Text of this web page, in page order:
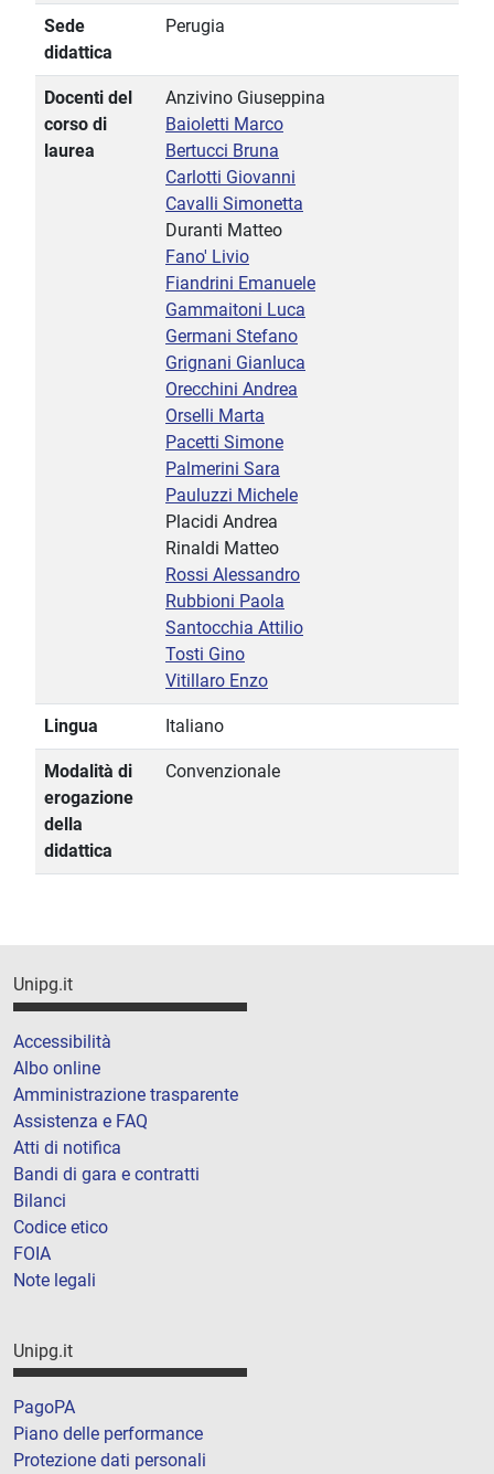
Sede
didattica
Perugia
Docenti del
corso di
laurea
Anzivino Giuseppina
Baioletti Marco
Bertucci Bruna
Carlotti Giovanni
Cavalli Simonetta
Duranti Matteo
Fano' Livio
Fiandrini Emanuele
Gammaitoni Luca
Germani Stefano
Grignani Gianluca
Orecchini Andrea
Orselli Marta
Pacetti Simone
Palmerini Sara
Pauluzzi Michele
Placidi Andrea
Rinaldi Matteo
Rossi Alessandro
Rubbioni Paola
Santocchia Attilio
Tosti Gino
Vitillaro Enzo
Lingua Italiano
Modalità di
erogazione
della
didattica
Convenzionale
Unipg.it
Accessibilità
Albo online
Amministrazione trasparente
Assistenza e FAQ
Atti di notifica
Bandi di gara e contratti
Bilanci
Codice etico
FOIA
Note legali
Unipg.it
PagoPA
Piano delle performance
Protezione dati personali